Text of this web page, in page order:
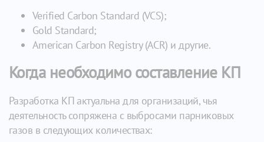
Verified Carbon Standard (VCS);
Gold Standard;
American Carbon Registry (ACR) и другие.
Когда необходимо составление КП
Разработка КП актуальна для организаций, чья
деятельность сопряжена с выбросами парниковых
газов в следующих количествах: